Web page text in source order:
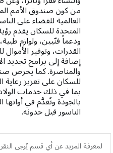
من كون صندوق الأمم
العالمية للقضاء على
المتحدة للسكان يقدم
ودعماً فنّيين، ولوازم
القدرات، وتوفير الأموال
إضافة إلى برامج تجديد
والمناصرة. كما يحرص
للسكان على تعزيز رعاية
بما في ذلك خدمات
بالجودة وتُقدَّم في
الناسور قبل حدوثه.
لمعرفة المزيد عن أي قسم يُرجى